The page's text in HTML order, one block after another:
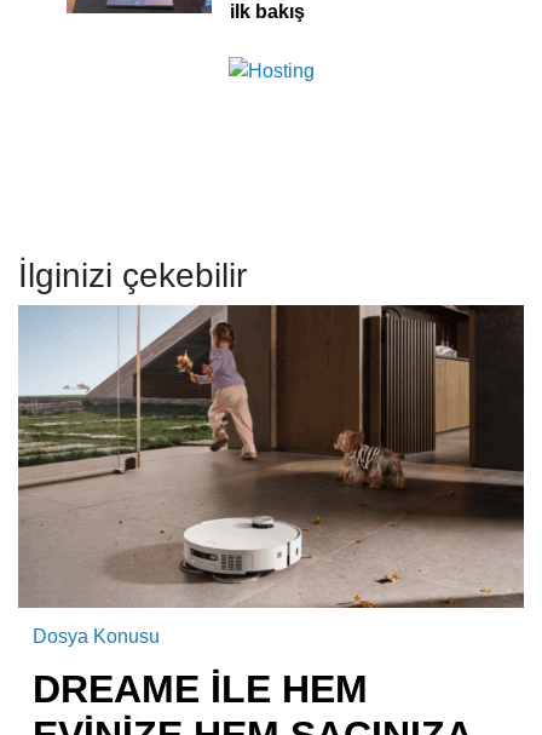
ilk bakış
İlginizi çekebilir
Dosya Konusu
DREAME İLE HEM